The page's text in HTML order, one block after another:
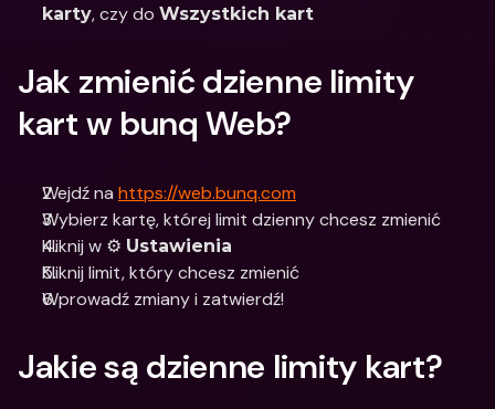
karty, czy do Wszystkich kart
Jak zmienić dzienne limity
kart w bunq Web?
Wejdź na https://web.bunq.com
Wybierz kartę, której limit dzienny chcesz zmienić
Kliknij w ⚙️ Ustawienia
Kliknij limit, który chcesz zmienić
Wprowadź zmiany i zatwierdź!
Jakie są dzienne limity kart?